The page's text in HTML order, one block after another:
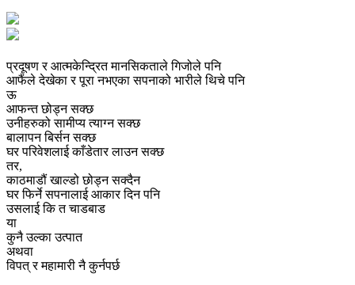
प्रदूषण र आत्मकेन्द्रित मानसिकताले गिजोले पनि
आफैंले देखेका र पूरा नभएका सपनाको भारीले थिचे पनि
ऊ
आफन्त छोड्न सक्छ
उनीहरुको सामीप्य त्याग्‍न सक्छ
बालापन बिर्सन सक्छ
घर परिवेशलाई काँडेतार लाउन सक्छ
तर,
काठमाडौं खाल्डो छोड्न सक्दैन
घर फिर्ने सपनालाई आकार दिन पनि
उसलाई कि त चाडबाड
या
कुनै उल्का उत्पात
अथवा
विपत् र महामारी नै कुर्नपर्छ